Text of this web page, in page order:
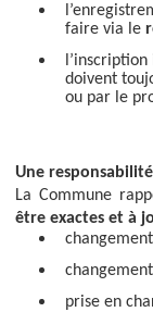
faire via le
doivent
ou par le
Une
La Commune
être exactes et à
changement
prise en